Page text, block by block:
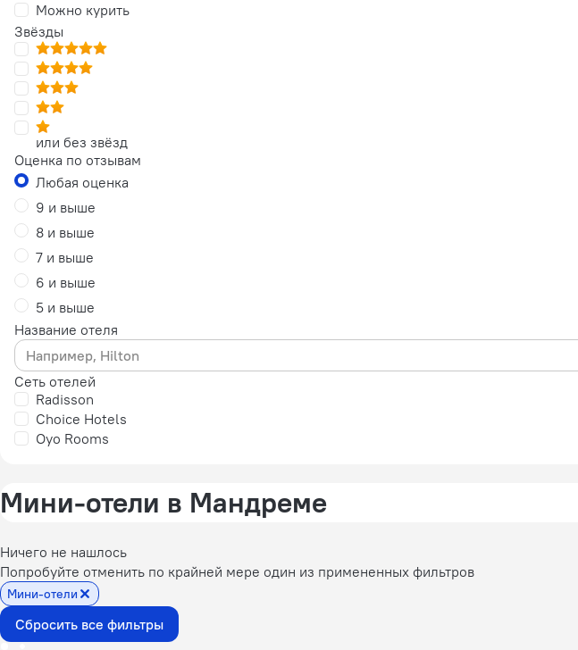
Можно курить
Звёзды
или без звёзд
Оценка по отзывам
Любая оценка
9 и выше
8 и выше
7 и выше
6 и выше
5 и выше
Название отеля
Сеть отелей
Radisson
Choice Hotels
Oyo Rooms
Мини-отели в Мандреме
Ничего не нашлось
Попробуйте отменить по крайней мере один из примененных фильтров
Мини-отели
Сбросить все фильтры